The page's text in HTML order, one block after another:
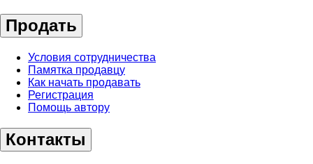
Продать
Условия сотрудничества
Памятка продавцу
Как начать продавать
Регистрация
Помощь автору
Контакты